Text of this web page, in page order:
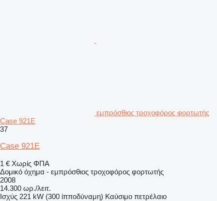
εμπρόσθιος τροχοφόρος φορτωτής
Case 921E
37
Case 921E
1 € Χωρίς ΦΠΑ
Δομικό όχημα - εμπρόσθιος τροχοφόρος φορτωτής
2008
14.300 ωρ./λειτ.
Ισχύς 221 kW (300 ίπποδύναμη) Καύσιμο πετρέλαιο